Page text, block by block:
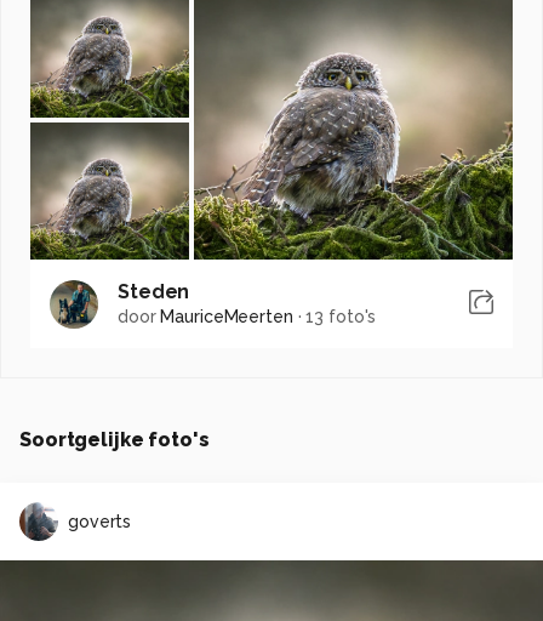
Steden
door MauriceMeerten ·13 foto's
Soortgelijke foto's
goverts